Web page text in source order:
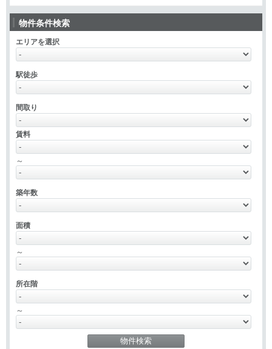
物件条件検索
エリアを選択
駅徒歩
間取り
賃料
～
築年数
面積
～
所在階
～